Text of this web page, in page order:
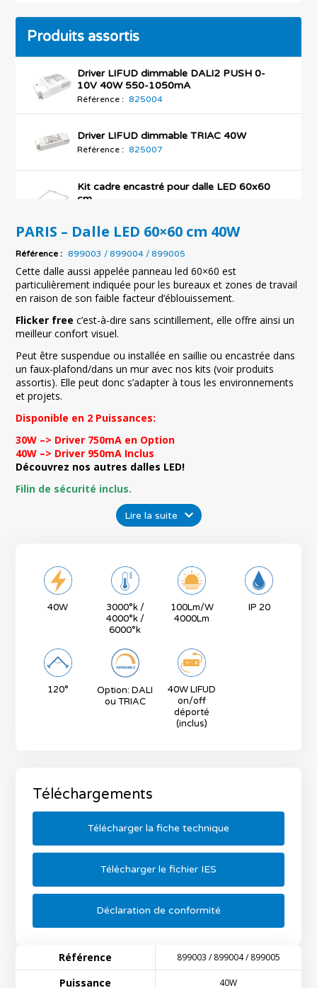
Produits assortis
Driver LIFUD dimmable DALI2 PUSH 0-
10V 40W 550-1050mA
Référence : 825004
Driver LIFUD dimmable TRIAC 40W
Référence : 825007
Kit cadre encastré pour dalle LED 60x60
cm
4 filins)
Référence : 934019
Kit Saillie pour dalle LED 60x60 cm PARIS,
Référence : 899006
PARIS – Dalle LED 60×60 cm 40W
Référence : 899003 / 899004 / 899005
Cette dalle aussi appelée panneau led 60×60 est
particulièrement indiquée pour les bureaux et zones de travail
en raison de son faible facteur d’éblouissement.
Flicker free c’est-à-dire sans scintillement, elle offre ainsi un
meilleur confort visuel.
Peut être suspendue ou installée en saillie ou encastrée dans
un faux-plafond/dans un mur avec nos kits (voir produits
assortis). Elle peut donc s’adapter à tous les environnements
et projets.
Disponible en 2 Puissances:
30W –> Driver 750mA en Option
40W –> Driver 950mA Inclus
Découvrez nos autres dalles LED!
Filin de sécurité inclus.
Lire la suite
40W
3000°k /
4000°k /
6000°k
100Lm/W
4000Lm
IP 20
120°
Option: DALI
ou TRIAC
40W LIFUD
on/off
déporté
(inclus)
Téléchargements
Télécharger la fiche technique
Télécharger le fichier IES
Déclaration de conformité
Référence 899003 / 899004 / 899005
Puissance 40W